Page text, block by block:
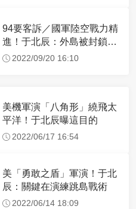
94要客訴／國軍陸空戰力精
進！于北辰：外島被封鎖可
空中補給
2022/09/20 16:10
美機軍演「八角形」繞飛太
平洋！于北辰曝這目的
2022/06/17 16:54
美「勇敢之盾」軍演！于北
辰：關鍵在演練跳島戰術
2022/06/14 18:09